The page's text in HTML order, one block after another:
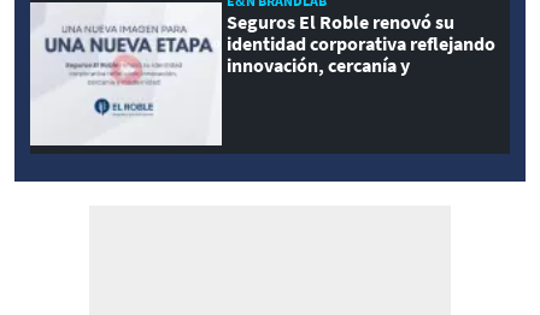
Seguros El Roble renovó su
identidad corporativa reflejando
innovación, cercanía y